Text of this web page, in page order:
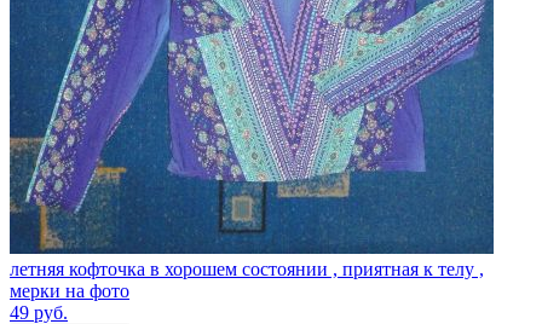
летняя кофточка в хорошем состоянии , приятная к телу ,
мерки на фото
49 руб.